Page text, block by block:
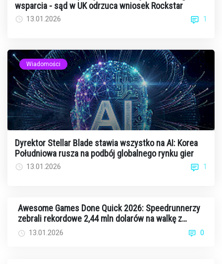
wsparcia - sąd w UK odrzuca wniosek Rockstar
13.01.2026 1
Wiadomości
Dyrektor Stellar Blade stawia wszystko na AI: Korea
Południowa rusza na podbój globalnego rynku gier
13.01.2026 1
Awesome Games Done Quick 2026: Speedrunnerzy
zebrali rekordowe 2,44 mln dolarów na walkę z
rakiem13.01.2026 0